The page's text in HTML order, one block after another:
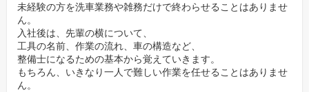
軽作業→点検→車検整備と段階的にステップアップできる育成フ
ローを用意。
責任者が毎日人員と作業を調整し、孤立させない体制を整えてい
ます。
「見て覚えろ」では終わりません。
未経験の方を洗車業務や雑務だけで終わらせることはありませ
ん。
入社後は、先輩の横について、
工具の名前、作業の流れ、車の構造など、
整備士になるための基本から覚えていきます。
もちろん、いきなり一人で難しい作業を任せることはありませ
ん。